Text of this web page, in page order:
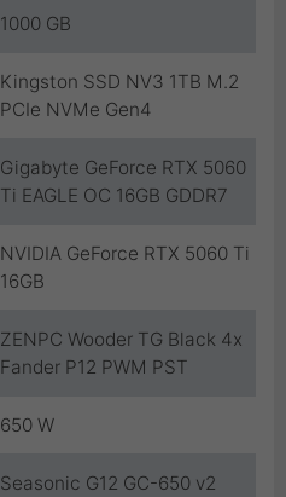
1000 GB
Kingston SSD NV3 1TB M.2
PCIe NVMe Gen4
Gigabyte GeForce RTX 5060
Ti EAGLE OC 16GB GDDR7
NVIDIA GeForce RTX 5060 Ti
16GB
ZENPC Wooder TG Black 4x
Fander P12 PWM PST
650 W
Seasonic G12 GC-650 v2